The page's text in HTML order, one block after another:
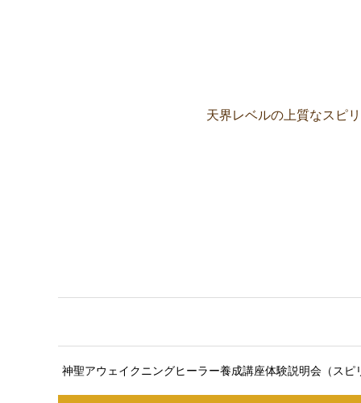
天界レベルの上質なスピ
神聖アウェイクニングヒーラー養成講座体験説明会（スピ